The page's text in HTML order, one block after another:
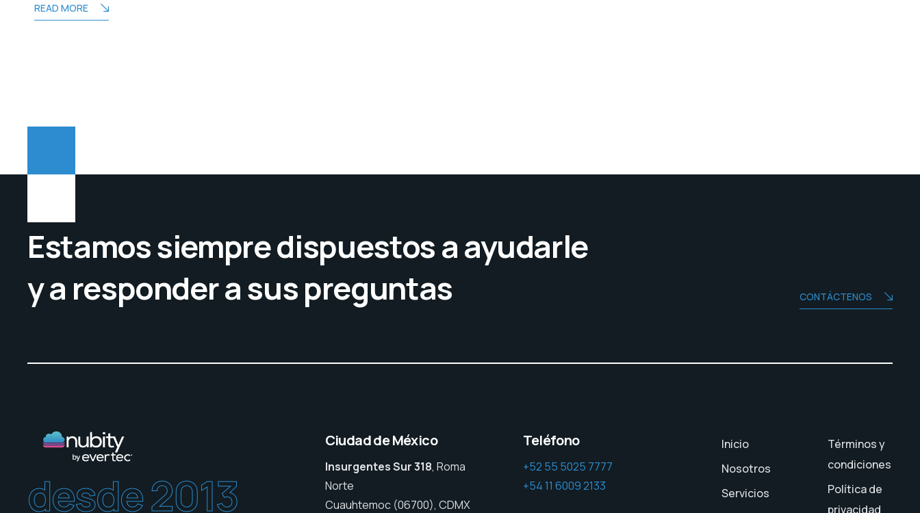
READ MORE
Estamos siempre dispuestos a ayudarle
y a responder a sus preguntas
CONTÁCTENOS
desde 2013
Ciudad de México
Insurgentes Sur 318, Roma
Norte
Cuauhtemoc (06700), CDMX
Teléfono
+52 55 5025 7777
+54 11 6009 2133
Inicio
Nosotros
Servicios
Términos y
condiciones
Política de
privacidad